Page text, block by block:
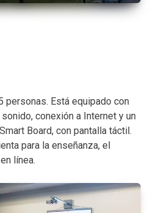
personas. Está equipado con
conexión a Internet y un
Board, con pantalla táctil.
para la enseñanza, el
línea.